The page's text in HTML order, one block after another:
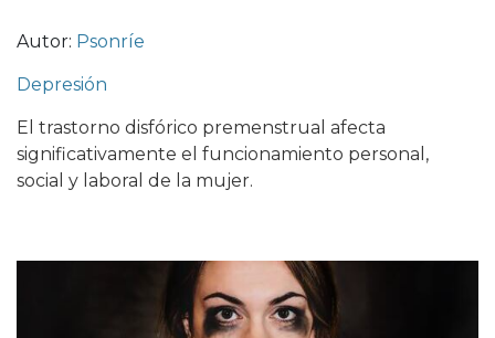
Autor: Psonríe
Depresión
El trastorno disfórico premenstrual afecta
significativamente el funcionamiento personal,
social y laboral de la mujer.